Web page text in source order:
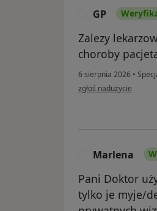
GP
Zalezy
choroby
6 sierpnia 2026 •
w opinii użytkownika GP
zgłoś nadużycie
Marlena
Pani Doktor
tylko je myje/